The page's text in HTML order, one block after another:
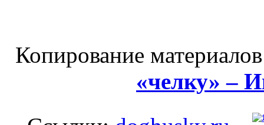
Копирование
«челку» –